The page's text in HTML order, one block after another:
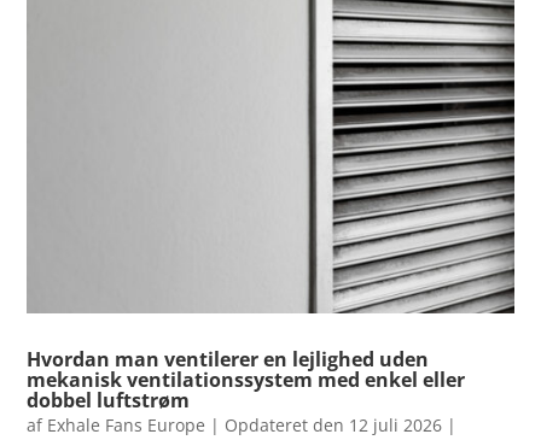
Hvordan man ventilerer en lejlighed uden
mekanisk ventilationssystem med enkel eller
dobbel luftstrøm
af Exhale Fans Europe | Opdateret den 12 juli 2026 |